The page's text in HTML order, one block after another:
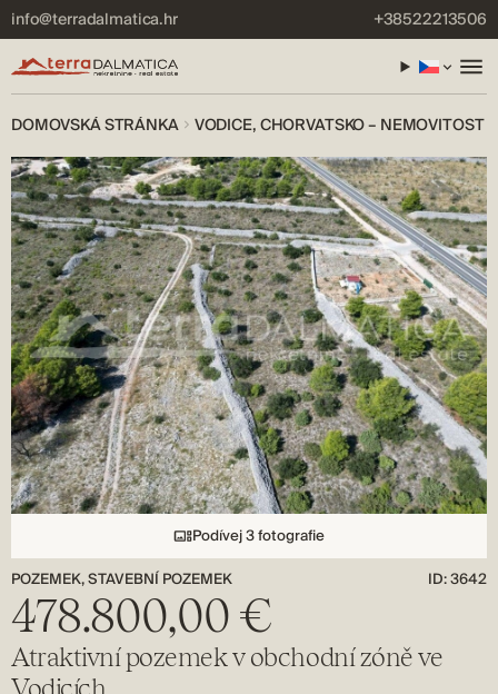
info@terradalmatica.hr +38522213506
DOMOVSKÁ STRÁNKA VODICE, CHORVATSKO – NEMOVITOST
Podívej 3 fotografie
POZEMEK, STAVEBNÍ POZEMEK
ID: 3642
478.800,00 €
Atraktivní pozemek v obchodní zóně ve